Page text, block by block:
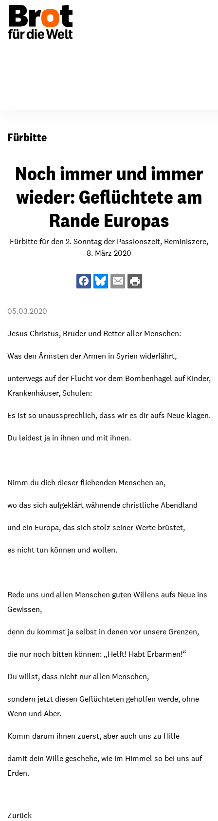
Fürbitte
Noch immer und immer
wieder: Geflüchtete am
Rande Europas
Fürbitte für den 2. Sonntag der Passionszeit, Reminiszere,
8. März 2020
05.03.2020
Jesus Christus, Bruder und Retter aller Menschen:
Was den Ärmsten der Armen in Syrien widerfährt,
unterwegs auf der Flucht vor dem Bombenhagel auf Kinder,
Krankenhäuser, Schulen:
Es ist so unaussprechlich, dass wir es dir aufs Neue klagen.
Du leidest ja in ihnen und mit ihnen.
Nimm du dich dieser fliehenden Menschen an,
wo das sich aufgeklärt wähnende christliche Abendland
und ein Europa, das sich stolz seiner Werte brüstet,
es nicht tun können und wollen.
Rede uns und allen Menschen guten Willens aufs Neue ins
Gewissen,
denn du kommst ja selbst in denen vor unsere Grenzen,
die nur noch bitten können: „Helft! Habt Erbarmen!“
Du willst, dass nicht nur allen Menschen,
sondern jetzt diesen Geflüchteten geholfen werde, ohne
Wenn und Aber.
Komm darum ihnen zuerst, aber auch uns zu Hilfe
damit dein Wille geschehe, wie im Himmel so bei uns auf
Erden.
Zurück